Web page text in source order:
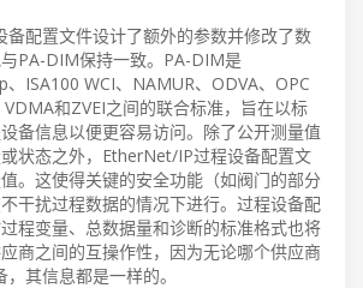
配置文件设计了额外的参数并修改了数
PA-DIM保持一致。PA-DIM是
ISA100 WCI、NAMUR、ODVA、OPC
和ZVEI之间的联合标准，旨在以标
备信息以便更容易访问。除了公开测量值
状态之外，EtherNet/IP过程设备配置文
。这使得关键的安全功能（如阀门的部分
干扰过程数据的情况下进行。过程设备配
程变量、总数据量和诊断的标准格式也将
商之间的互操作性，因为无论哪个供应商
其信息都是一样的。